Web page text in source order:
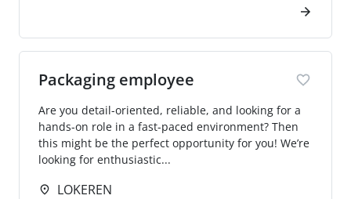
Packaging employee
Are you detail-oriented, reliable, and looking for a
hands-on role in a fast-paced environment? Then
this might be the perfect opportunity for you! We’re
looking for enthusiastic...
LOKEREN